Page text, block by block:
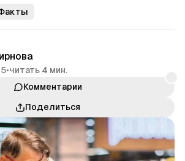
•читать 4 мин.
Комментарии
Поделиться